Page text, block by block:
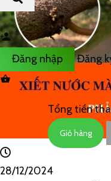
Đăng nhập Đăng
Tổng tiền
Giỏ hàng
28/12/2024